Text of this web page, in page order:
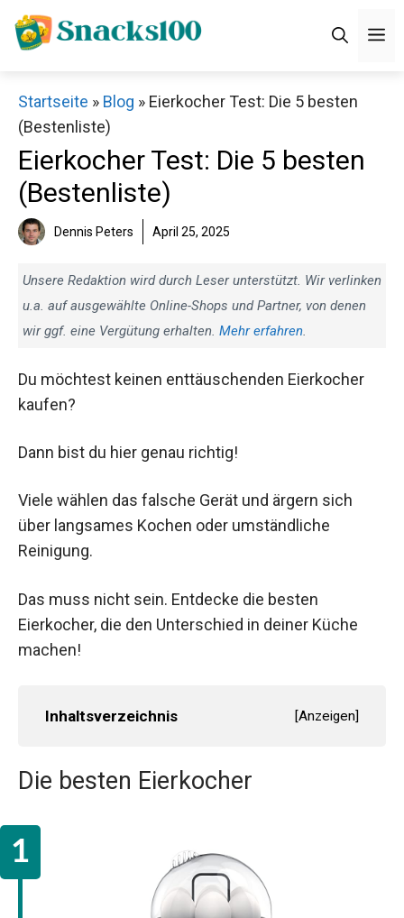
Zum
Inhalt
Startseite » Blog » Eierkocher Test: Die 5 besten
(Bestenliste)
Eierkocher Test: Die 5 besten
(Bestenliste)
Dennis Peters April 25, 2025
Unsere Redaktion wird durch Leser unterstützt. Wir verlinken
u.a. auf ausgewählte Online-Shops und Partner, von denen
wir ggf. eine Vergütung erhalten. Mehr erfahren.
Du möchtest keinen enttäuschenden Eierkocher
kaufen?
Dann bist du hier genau richtig!
Viele wählen das falsche Gerät und ärgern sich
über langsames Kochen oder umständliche
Reinigung.
Das muss nicht sein. Entdecke die besten
Eierkocher, die den Unterschied in deiner Küche
machen!
Inhaltsverzeichnis [Anzeigen]
Die besten Eierkocher